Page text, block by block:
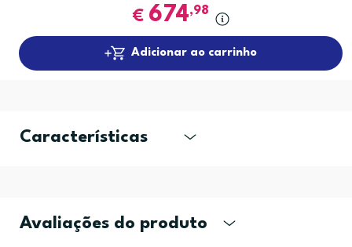
€ 674,98
Adicionar ao carrinho
Características
Avaliações do produto